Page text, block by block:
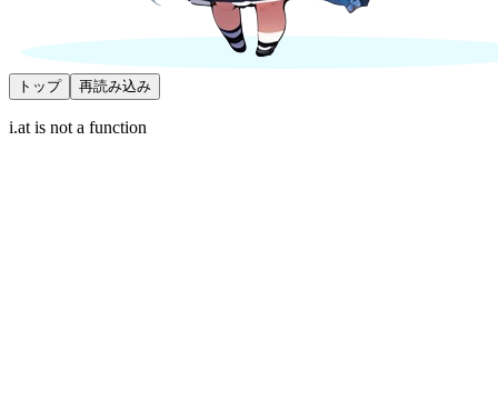
トップ 再読み込み
i.at is not a function